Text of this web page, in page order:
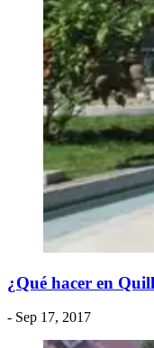
¿Qué hacer en
- Sep 17, 2017